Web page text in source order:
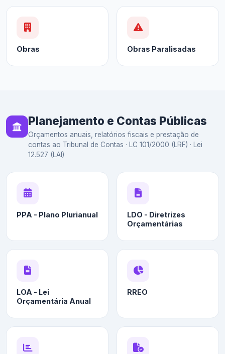
Obras Obras Paralisadas
Planejamento e Contas Públicas
Orçamentos anuais, relatórios fiscais e prestação de
contas ao Tribunal de Contas · LC 101/2000 (LRF) · Lei
12.527 (LAI)
PPA - Plano Plurianual
LDO - Diretrizes
Orçamentárias
LOA - Lei
Orçamentária Anual
RREO